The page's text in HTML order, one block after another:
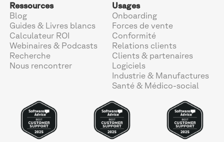
Ressources
Blog
Guides & Livres blancs
Calculateur ROI
Webinaires & Podcasts
Recherche
Nous rencontrer
Usages
Onboarding
Forces de vente
Conformité
Relations clients
Clients & partenaires
Logiciels
Industrie & Manufactures
Santé & Médico-social